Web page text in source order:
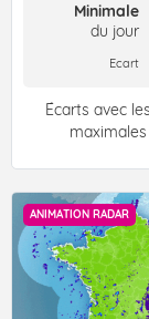
Minimale
du jour
Ecart
Écarts avec
ANIMATION RADAR